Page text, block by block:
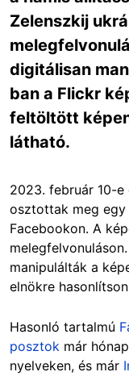
Zelenszkij
digitálisan
ban a Flickr
feltöltött
látható.
2023. február 10-
osztottak meg
Facebookon. A
manipulálták a
elnökre
Hasonló tartalmú
posztok már
nyelveken, és már